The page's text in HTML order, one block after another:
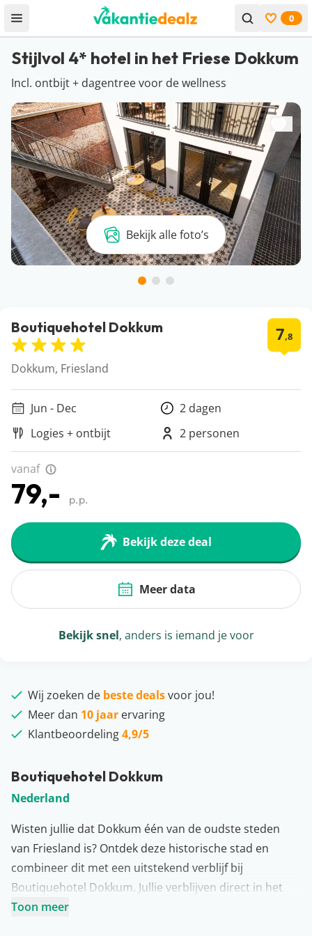
Open menu Bekijk
0
Stijlvol 4* hotel in het Friese Dokkum
Incl. ontbijt + dagentree voor de wellness
Bekijk alle foto’s
Boutiquehotel Dokkum
Nederland
Wisten jullie dat Dokkum één van de oudste steden
van Friesland is? Ontdek deze historische stad en
combineer dit met een uitstekend verblijf bij
Boutiquehotel Dokkum. Jullie verblijven direct in het
centrum en dicht bij het Nationaal Park Lauwersmeer.
Toon meer
Boutiquehotel Dokkum 7,8
Dokkum, Friesland
Jun - Dec
2 dagen
Logies + ontbijt
2 personen
vanaf
79,- p.p.
Bekijk deze deal
Meer data
Bekijk snel, anders is iemand je voor
Wij zoeken de beste dealsvoor jou!
Meer dan 10 jaar ervaring
Klantbeoordeling4,9/5